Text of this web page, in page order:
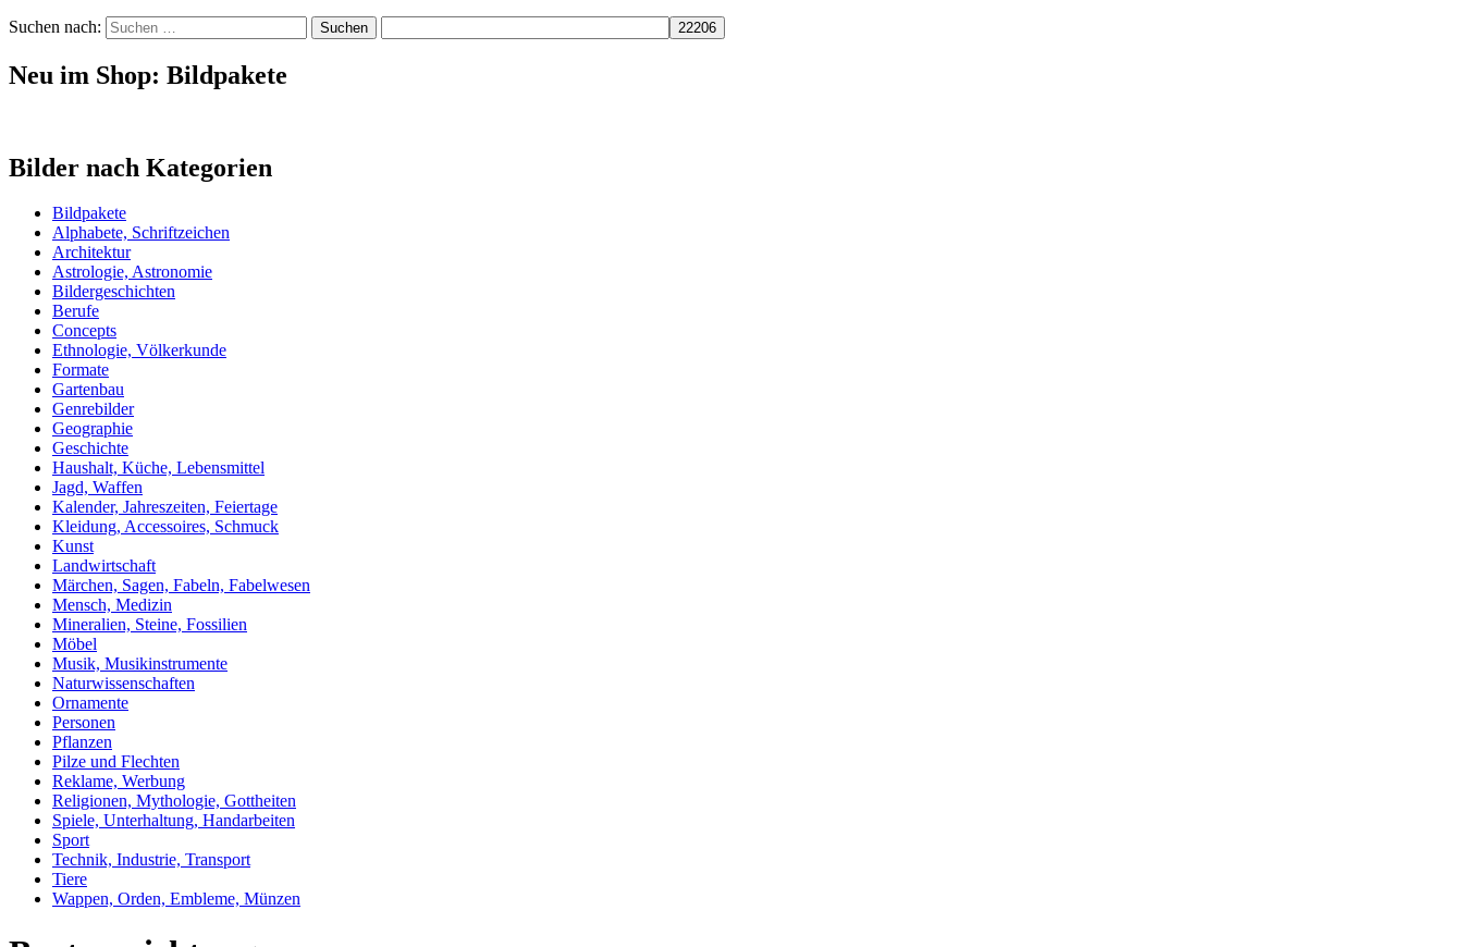
Suchen nach:
Neu im Shop: Bildpakete
Bilder nach Kategorien
Bildpakete
Alphabete, Schriftzeichen
Architektur
Astrologie, Astronomie
Bildergeschichten
Berufe
Concepts
Ethnologie, Völkerkunde
Formate
Gartenbau
Genrebilder
Geographie
Geschichte
Haushalt, Küche, Lebensmittel
Jagd, Waffen
Kalender, Jahreszeiten, Feiertage
Kleidung, Accessoires, Schmuck
Kunst
Landwirtschaft
Märchen, Sagen, Fabeln, Fabelwesen
Mensch, Medizin
Mineralien, Steine, Fossilien
Möbel
Musik, Musikinstrumente
Naturwissenschaften
Ornamente
Personen
Pflanzen
Pilze und Flechten
Reklame, Werbung
Religionen, Mythologie, Gottheiten
Spiele, Unterhaltung, Handarbeiten
Sport
Technik, Industrie, Transport
Tiere
Wappen, Orden, Embleme, Münzen